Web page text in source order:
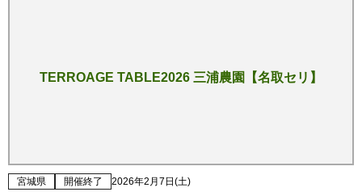
TERROAGE TABLE2026 三浦農園【名取セリ】
宮城県 開催終了 2026年2月7日(土)